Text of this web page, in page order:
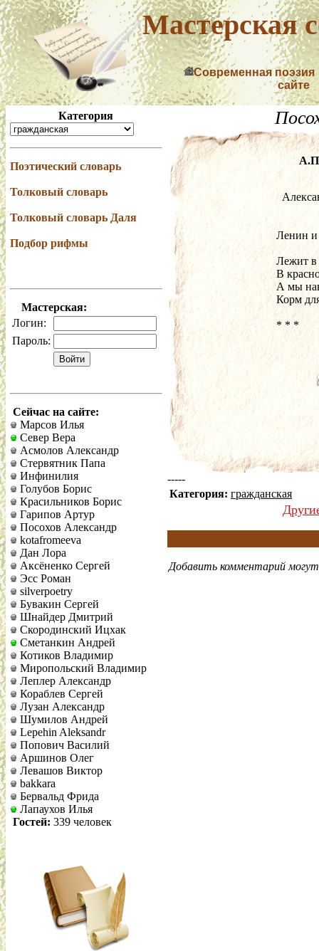
Мастерская
Современная поэзия
сайте
Категория
Поэтический словарь
Толковый словарь
Толковый словарь Даля
Подбор рифмы
Мастерская:
Логин:
Пароль:
Сейчас на сайте:
Марсов Илья
Север Вера
Асмолов Александр
Стервятник Папа
Инфинилия
Голубов Борис
Красильников Борис
Гарипов Артур
Посохов Александр
kotafromeeva
Дан Лора
Аксёненко Сергей
Эсс Роман
silverpoetry
Бувакин Сергей
Шнайдер Дмитрий
Скородинский Ицхак
Сметанкин Андрей
Котиков Владимир
Миропольский Владимир
Леплер Александр
Кораблев Сергей
Лузан Александр
Шумилов Андрей
Lepehin Aleksandr
Попович Василий
Аршинов Олег
Левашов Виктор
bakkara
Бервальд Фрида
Лапаухов Илья
Гостей: 339 человек
Ленин
Лежит в
В
А мы
Корм
* * *
-----
Категория: гражданская
Добавить комментарий